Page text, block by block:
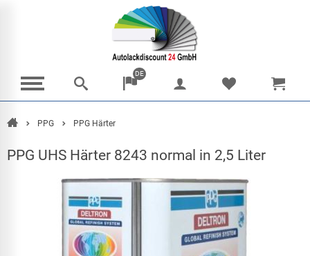
DE
Home PPG PPG Härter
PPG UHS Härter 8243 normal in 2,5 Liter